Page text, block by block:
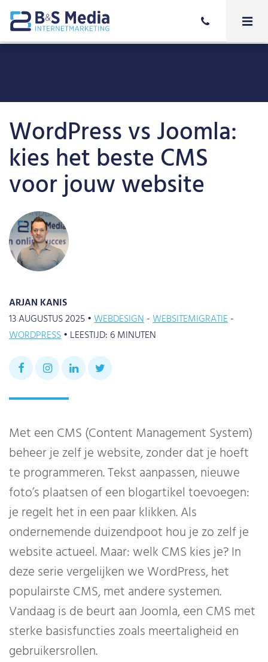
WordPress vs Joomla:
kies het beste CMS
voor jouw website
ARJAN KANIS
13 AUGUSTUS 2025 •WEBDESIGN WEBSITEMIGRATIE
WORDPRESS• LEESTIJD: 6MINUTEN
Met een CMS (Content Management System)
beheer je zelf je website, zonder dat je hoeft
te programmeren. Tekst aanpassen, nieuwe
foto’s plaatsen of een blogartikel toevoegen:
je regelt het in een paar klikken. Als
ondernemende duizendpoot hou je zo zelf je
website actueel. Maar: welk CMS kies je? In
deze serie vergelijken we WordPress, het
populairste CMS, met andere systemen.
Vandaag is de beurt aan Joomla, een CMS met
sterke basisfuncties zoals meertaligheid en
gebruikersrollen.